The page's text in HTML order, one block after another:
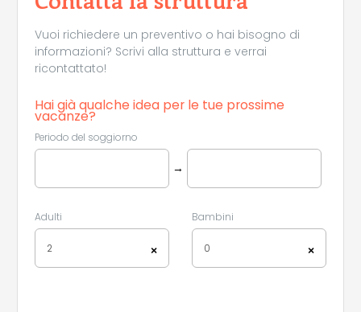
Vuoi richiedere un preventivo o hai bisogno di
informazioni? Scrivi alla struttura e verrai
ricontattato!
Hai già qualche idea per le tue prossime
vacanze?
Periodo del soggiorno
→
Adulti
×
2
Bambini
×
0